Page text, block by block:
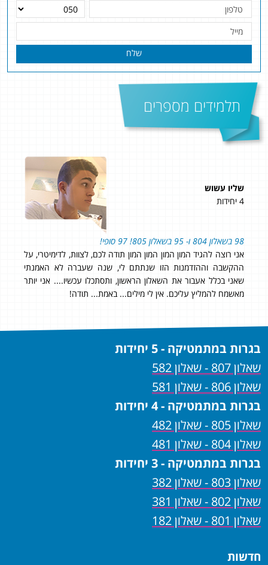
שלח
תלמידים מספרים
שליו עשוש
4 יחידות
98 בשאלון 804 ו- 95 בשאלון 805! 97 סופי!
אני רוצה להגיד המון המון המון המון תודה לכם, לצוות, לדימיטרי, על
ההקשבה וההזדמנות הזו שנתתם לי, שנה שעברה לא האמנתי
שאני בכלל אעבור את השאלון הראשון, ותסתכלו עכשיו.... אני יותר
מאשמח להמליץ עליכם. אין לי מילים... באמת... תודה!
בגרות במתמטיקה - 5 יחידות
שאלון 807 - שאלון 582
שאלון 806 - שאלון 581
בגרות במתמטיקה - 4 יחידות
שאלון 805 - שאלון 482
שאלון 804 - שאלון 481
בגרות במתמטיקה - 3 יחידות
שאלון 803 - שאלון 382
שאלון 802 - שאלון 381
שאלון 801 - שאלון 182
חדשות